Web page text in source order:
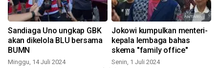
Sandiaga Uno ungkap GBK
akan dikelola BLU bersama
BUMN
Minggu, 14 Juli 2024
Jokowi kumpulkan menteri-
kepala lembaga bahas
skema "family office"
Senin, 1 Juli 2024